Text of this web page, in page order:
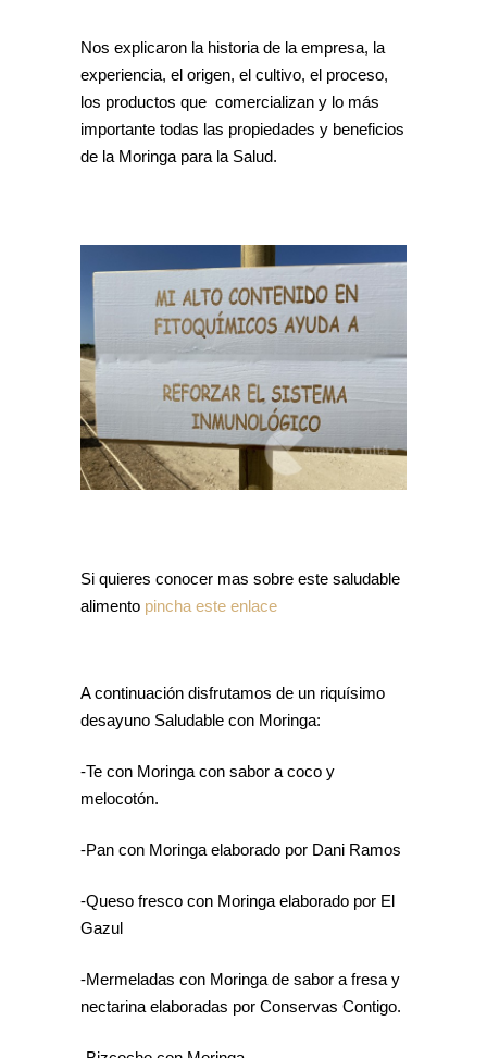
Nos explicaron la historia de la empresa, la
experiencia, el origen, el cultivo, el proceso,
los productos que comercializan y lo más
importante todas las propiedades y beneficios
de la Moringa para la Salud.
Si quieres conocer mas sobre este saludable
alimento pincha este enlace
A continuación disfrutamos de un riquísimo
desayuno Saludable con Moringa:
-Te con Moringa con sabor a coco y
melocotón.
-Pan con Moringa elaborado por Dani Ramos
-Queso fresco con Moringa elaborado por El
Gazul
-Mermeladas con Moringa de sabor a fresa y
nectarina elaboradas por Conservas Contigo.